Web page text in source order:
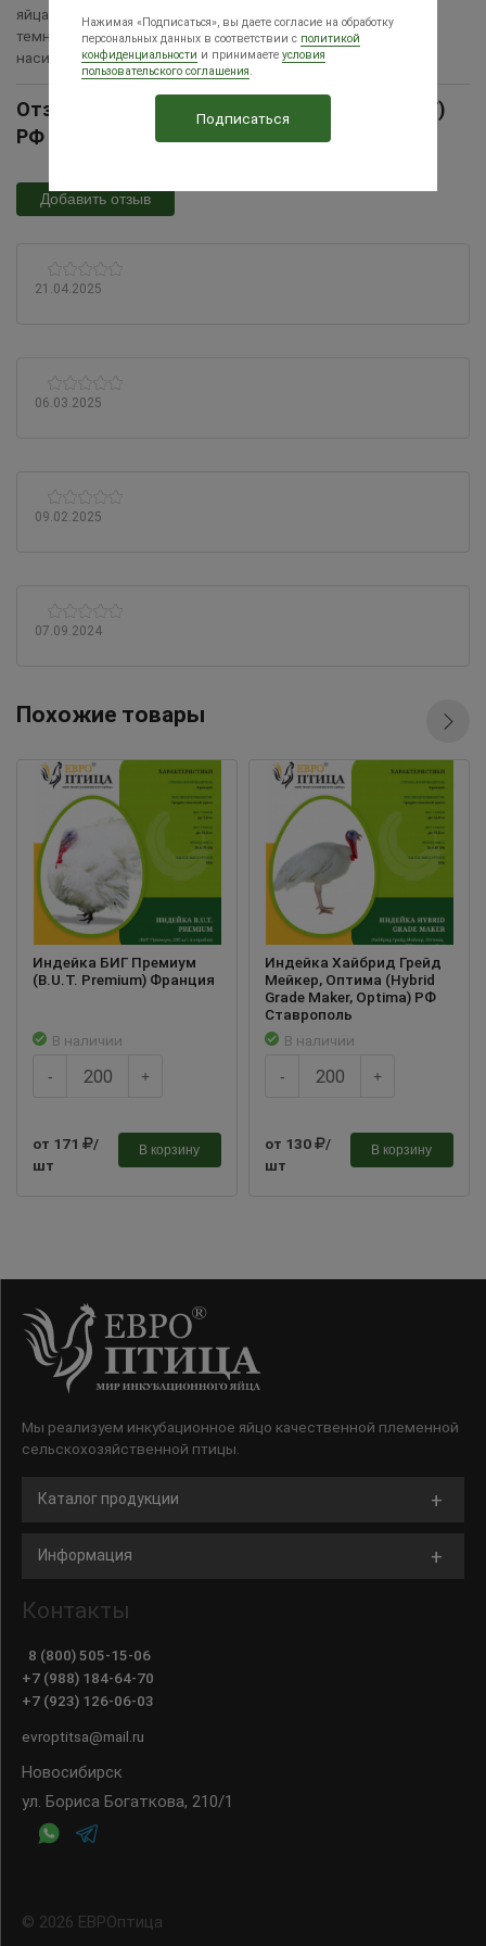
яйца. В среднем около 100 яиц светло-коричневого цвета с
темными вкраплениями, массой до 90 г. Инстинкт
насиживания развит хорошо.
Отзывы Индейка Белая широкогрудая (БШГ)
РФ Ставрополь
Добавить отзыв
21.04.2025
06.03.2025
09.02.2025
07.09.2024
Похожие товары
Индейка БИГ Премиум
(B.U.T. Premium) Франция
В наличии
- +
от 171
/
шт
В корзину
Индейка Хайбрид Грейд
Мейкер, Оптима (Hybrid
Grade Maker, Optima) РФ
Ставрополь
В наличии
- +
от 130
/
шт
В корзину
Мы реализуем инкубационное яйцо качественной племенной
сельскохозяйственной птицы.
Каталог продукции
Информация
Контакты
8 (800) 505-15-06
+7 (988) 184-64-70
+7 (923) 126-06-03
evroptitsa@mail.ru
Новосибирск
ул. Бориса Богаткова, 210/1
© 2026 ЕВРОптица
Нажимая «Подписаться», вы даете согласие на обработку
персональных данных в соответствии с политикой
конфиденциальности и принимаете условия
пользовательского соглашения.